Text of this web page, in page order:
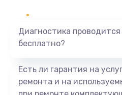
Восстановление
Диагностика проводится
бесплатно?
Есть ли гарантия на
ремонта и на